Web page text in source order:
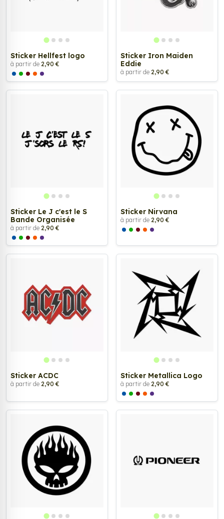
Sticker Hellfest logo
à partir de 2,90 €
Sticker Iron Maiden
Eddie
à partir de 2,90 €
Sticker Le J c'est le S
Bande Organisée
à partir de 2,90 €
Sticker Nirvana
à partir de 2,90 €
Sticker ACDC
à partir de 2,90 €
Sticker Metallica Logo
à partir de 2,90 €